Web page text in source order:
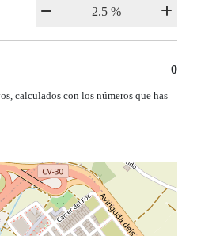
0
calculados con los números que has